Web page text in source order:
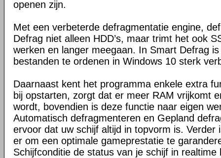
openen zijn.
Met een verbeterde defragmentatie engine,
Defrag niet alleen HDD’s, maar trimt het ook
werken en langer meegaan. In Smart Defrag
bestanden te ordenen in Windows 10 sterk
Daarnaast kent het programma enkele extra
bij opstarten, zorgt dat er meer RAM vrijkomt
wordt, bovendien is deze functie naar eigen
Automatisch defragmenteren en Gepland
ervoor dat uw schijf altijd in topvorm is. Verder
er om een optimale gameprestatie te
Schijfconditie de status van je schijf in realtime